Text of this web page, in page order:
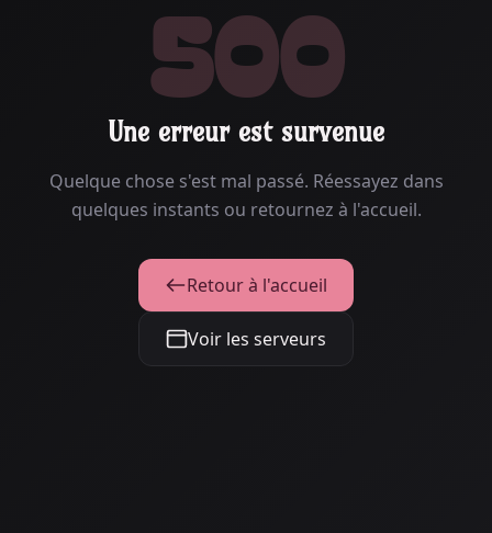
500
Une erreur est survenue
Quelque chose s'est mal passé. Réessayez dans
quelques instants ou retournez à l'accueil.
Retour à l'accueil
Voir les serveurs